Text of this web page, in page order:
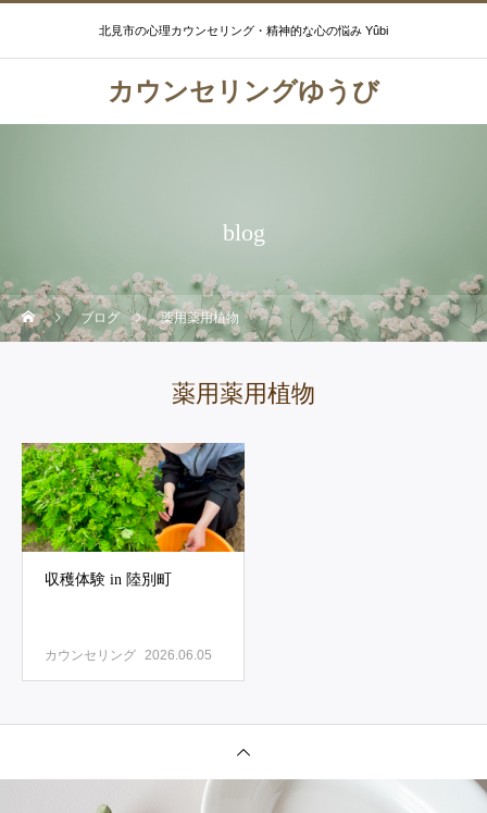
北見市の心理カウンセリング・精神的な心の悩み Yûbi
カウンセリングゆうび
blog
ブログ 薬用薬用植物
薬用薬用植物
収穫体験 in 陸別町
カウンセリング 2026.06.05